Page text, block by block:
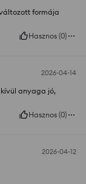
formája
Hasznos (0)
2026-04-14
anyaga jó,
Hasznos (0)
2026-04-12